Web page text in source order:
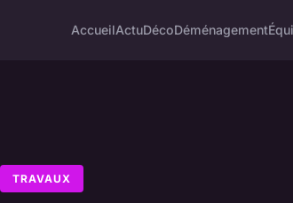
AccueilActuDécoDéménagement
TRAVAUX